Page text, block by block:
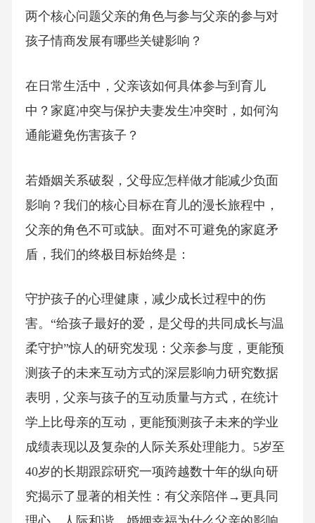
两个核心问题父亲的角色与参与父亲的参与对
孩子情商发展有哪些关键影响？
在日常生活中，父亲该如何具体参与到育儿
中？家庭冲突与保护夫妻发生冲突时，如何沟
通能避免伤害孩子？
若婚姻关系破裂，父母应怎样做才能减少负面
影响？我们的核心目标在育儿的漫长旅程中，
父亲的角色不可或缺。面对不可避免的家庭矛
盾，我们的终极目标始终是：
守护孩子的心理健康，减少成长过程中的伤
害。“给孩子最好的爱，是父母的共同成长与温
柔守护”惊人的研究发现：父亲参与度，更能预
测孩子的未来互动方式的深层影响力研究数据
表明，父亲与孩子的互动质量与方式，在统计
学上比母亲的互动，更能预测孩子未来的学业
成绩表现以及复杂的人际关系处理能力。5岁至
40岁的长期跟踪研究一项跨越数十年的纵向研
究揭示了显著的相关性：有父亲陪伴→更具同